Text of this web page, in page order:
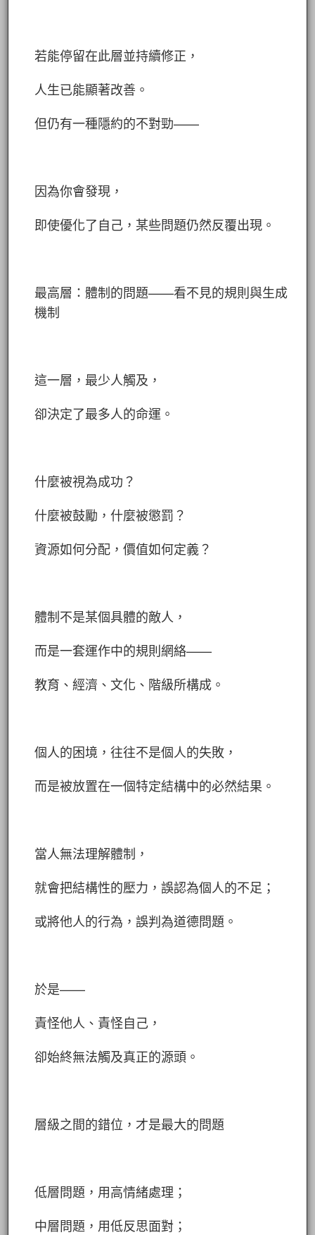
若能停留在此層並持續修正，
人生已能顯著改善。
但仍有一種隱約的不對勁——
因為你會發現，
即使優化了自己，某些問題仍然反覆出現。
最高層：體制的問題——看不見的規則與生成
機制
這一層，最少人觸及，
卻決定了最多人的命運。
什麼被視為成功？
什麼被鼓勵，什麼被懲罰？
資源如何分配，價值如何定義？
體制不是某個具體的敵人，
而是一套運作中的規則網絡——
教育、經濟、文化、階級所構成。
個人的困境，往往不是個人的失敗，
而是被放置在一個特定結構中的必然結果。
當人無法理解體制，
就會把結構性的壓力，誤認為個人的不足；
或將他人的行為，誤判為道德問題。
於是——
責怪他人、責怪自己，
卻始終無法觸及真正的源頭。
層級之間的錯位，才是最大的問題
低層問題，用高情緒處理；
中層問題，用低反思面對；